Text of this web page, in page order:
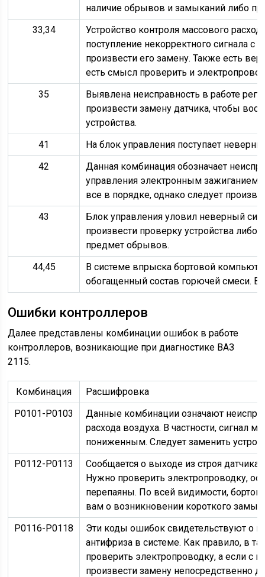
наличие обрывов и замыканий либо
33,34
Устройство контроля массового
поступление некорректного сигнала с
произвести его замену. Также есть
есть смысл проверить и
35
Выявлена неисправность в работе
произвести замену датчика, чтобы
устройства.
41
На блок управления поступает
42
Данная комбинация обозначает
управления электронным
все в порядке, однако следует
43
Блок управления уловил неверный
произвести проверку устройства либо
предмет обрывов.
44,45
В системе впрыска бортовой
обогащенный состав горючей смеси. В
Ошибки контроллеров
Далее представлены комбинации ошибок в работе
контроллеров, возникающие при диагностике ВАЗ
2115.
Комбинация
Расшифровка
Р0101-Р0103
Данные комбинации означают
расхода воздуха. В частности,
пониженным. Следует заменить
Р0112-Р0113
Сообщается о выходе из строя датчика
Нужно проверить электропроводку,
перепаяны. По всей видимости,
вам о возникновении короткого
Р0116-Р0118
Эти коды ошибок свидетельствуют о
антифриза в системе. Как правило, в
проверить электропроводку, а если с
произвести замену непосредственно